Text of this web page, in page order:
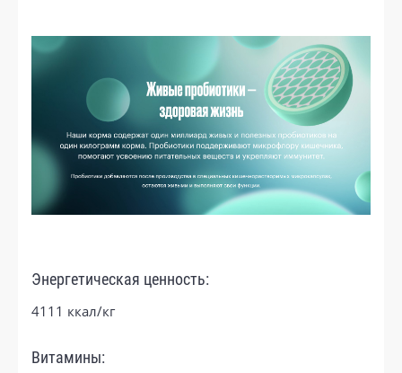
Энергетическая ценность:
4111 ккал/кг
Витамины: